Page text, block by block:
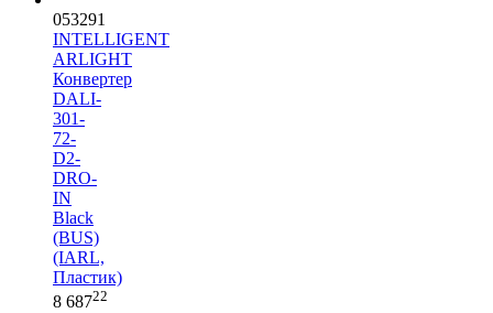
053291
INTELLIGENT
ARLIGHT
Конвертер
DALI-
301-
72-
D2-
DRO-
IN
Black
(BUS)
(IARL,
Пластик)
8 68722